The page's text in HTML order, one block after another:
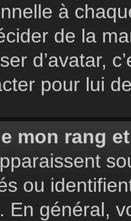
à
de la
d’avatar,
pour lui
mon rang
ou
En général,